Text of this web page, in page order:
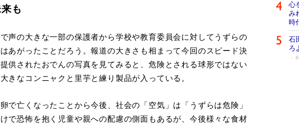
も
声の大きな一部の保護者から学校や教育委員会に対してうずらの
あがったことだろう。報道の大きさも相まって今回のスピード決
供されたおでんの写真を見てみると、危険とされる球形ではない
きなコンニャクと里芋と練り製品が入っている。
で亡くなったことから今後、社会の「空気」は「うずらは危険」
で恐怖を抱く児童や親への配慮の側面もあるが、今後様々な食材
心
み
時
石
ろ